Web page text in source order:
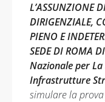
L’ASSUNZIONE
DIRIGENZIALE,
PIENO E
SEDE DI ROMA
Nazionale per La
Infrastrutture
simulare la